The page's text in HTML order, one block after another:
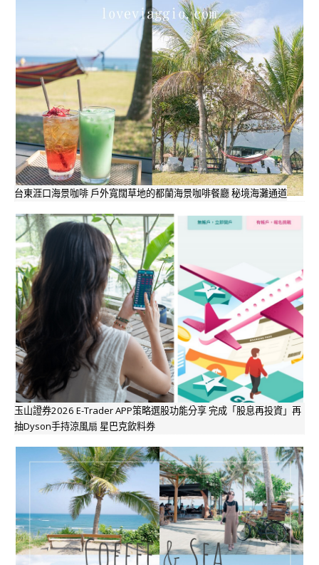
台東涯口海景咖啡 戶外寬闊草地的都蘭海景咖啡餐廳 秘境海灘通道
玉山證券2026 E-Trader APP策略選股功能分享 完成「股息再投資」再
抽Dyson手持涼風扇 星巴克飲料券